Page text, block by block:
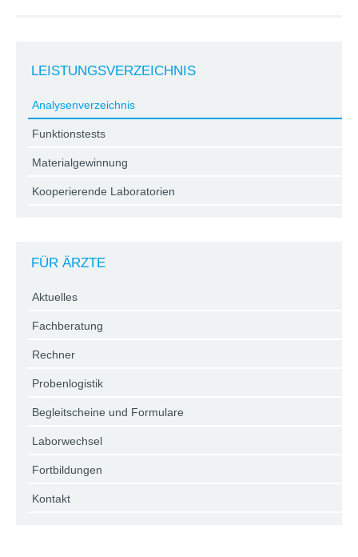
LEISTUNGSVERZEICHNIS
Analysenverzeichnis
Funktionstests
Materialgewinnung
Kooperierende Laboratorien
FÜR ÄRZTE
Aktuelles
Fachberatung
Rechner
Probenlogistik
Begleitscheine und Formulare
Laborwechsel
Fortbildungen
Kontakt